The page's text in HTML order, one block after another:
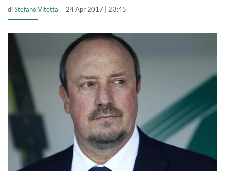
diStefano Vitetta 24 Apr 2017 | 23:45